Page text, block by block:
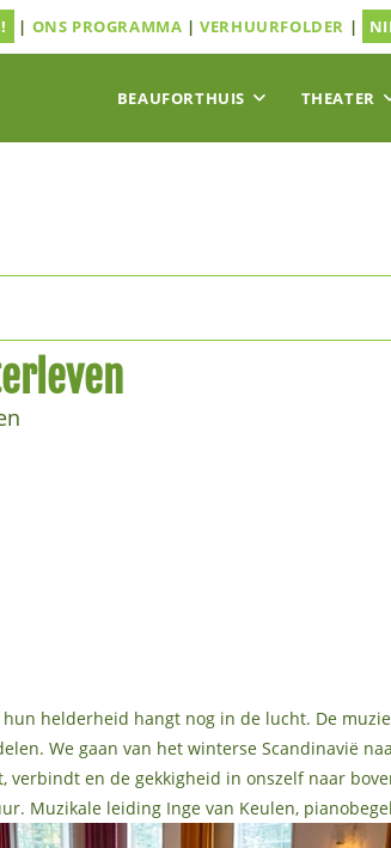
| ONS PROGRAMMA |VERHUURFOLDER |
BEAUFORTHUIS THEATER
helderheid hangt nog in de lucht. De
We gaan van het winterse Scandinavië
en de gekkigheid in onszelf naar
Muzikale leiding Inge van Keulen,